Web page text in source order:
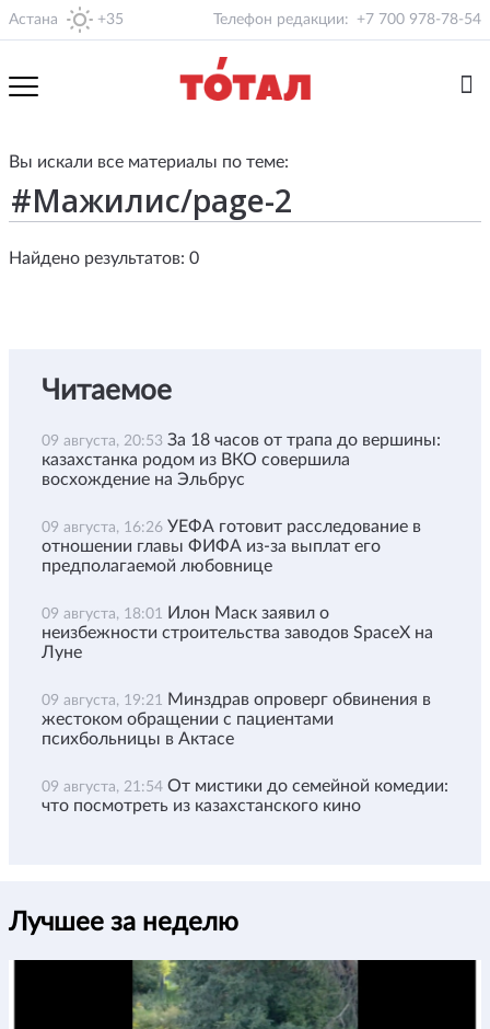
Астана +35 Телефон редакции: +7 700 978-78-54
Вы искали все материалы по теме:
Найдено результатов: 0
Читаемое
09 августа, 20:53 За 18 часов от трапа до вершины:
казахстанка родом из ВКО совершила
восхождение на Эльбрус
09 августа, 16:26 УЕФА готовит расследование в
отношении главы ФИФА из-за выплат его
предполагаемой любовнице
09 августа, 18:01 Илон Маск заявил о
неизбежности строительства заводов SpaceX на
Луне
09 августа, 19:21 Минздрав опроверг обвинения в
жестоком обращении с пациентами
психбольницы в Актасе
09 августа, 21:54 От мистики до семейной комедии:
что посмотреть из казахстанского кино
Лучшее за неделю